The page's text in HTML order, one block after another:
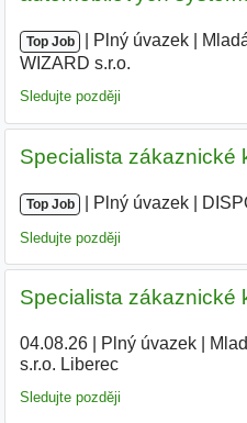
Top Job Plný úvazek
WIZARD s.r.o.
Sledujte později
Specialista zákaznické
Top Job Plný úvazek
Sledujte později
Specialista zákaznické
04.08.26| Plný úvazek|
s.r.o. Liberec
Sledujte později